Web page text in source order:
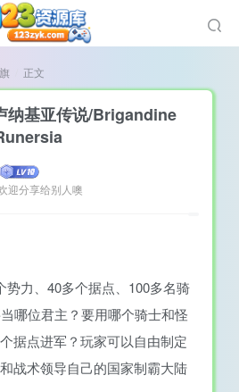
正文
纳基亚传说/Brigandine
迎分享给别人噢
势力、40多个据点、100多名骑
哪位君主？要用哪个骑士和怪
据点进军？玩家可以自由制定
战术领导自己的国家制霸大陆